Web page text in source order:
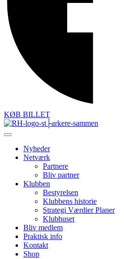
KØB BILLET
Nyheder
Netværk
Partnere
Bliv partner
Klubben
Bestyrelsen
Klubbens historie
Strategi Værdier Planer
Klubhuset
Bliv medlem
Praktisk info
Kontakt
Shop